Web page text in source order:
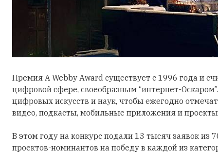
Премия A Webby Award существует с 1996 года и
цифровой сфере, своеобразным “интернет-
цифровых искусств и наук, чтобы ежегодно
видео, подкасты, мобильные приложения и
В этом году на конкурс подали 13 тысяч заявок из
проектов-номинантов на победу в каждой из